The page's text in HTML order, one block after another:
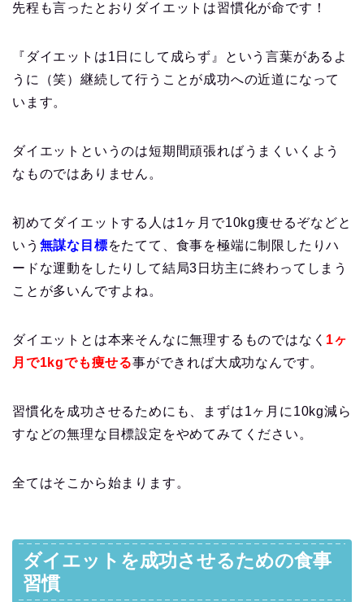
先程も言ったとおりダイエットは習慣化が命です！
『ダイエットは1日にして成らず』という言葉があるよ
うに（笑）継続して行うことが成功への近道になって
います。
ダイエットというのは短期間頑張ればうまくいくよう
なものではありません。
初めてダイエットする人は1ヶ月で10kg痩せるぞなどと
いう 無謀な目標をたてて、食事を極端に制限したりハ
ードな運動をしたりして結局3日坊主に終わってしまう
ことが多いんですよね。
ダイエットとは本来そんなに無理するものではなく 1ヶ
月で1kgでも痩せる事ができれば大成功なんです。
習慣化を成功させるためにも、まずは1ヶ月に10kg減ら
すなどの無理な目標設定をやめてみてください。
全てはそこから始まります。
ダイエットを成功させるための食事
習慣